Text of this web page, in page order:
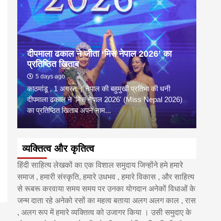
दीपमाला ढकाल ने जीता ‘मिस नेपाल 2026’ का
प्रतिष्ठित खिताब
5 days ago
काठमांडू , 1 अगस्त । नेपाल की बहुमुखी प्रतिभा की धनी
दीपमाला ढकाल ने 'मिस नेपाल 2026' (Miss Nepal 2026)
का प्रतिष्ठित खिताब अपने नाम...
व्यक्तित्व और कृतित्व
हिंदी साहित्य लेखकों का एक विशाल समुदाय जिन्होंने हमे हमारे
समाज , हमारी संस्कृति, हमारे उधभव , हमारे विकास , और साहित्य
से रूबरू करवाया समय समय पर उनका योगदान अनेकों विधाओं के
जन्म दाता रहे अनेको रसों का महत्व बताया अलग अलग काल , रास
, अलग रूप में हमारे व्यक्तित्व को उजागर किया । उसी समुदाए के